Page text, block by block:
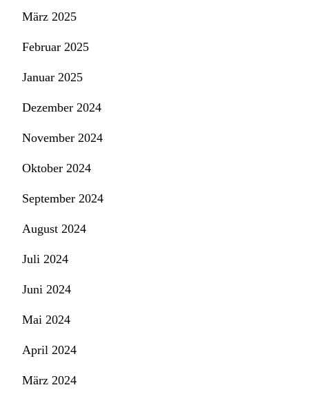
März 2025
Februar 2025
Januar 2025
Dezember 2024
November 2024
Oktober 2024
September 2024
August 2024
Juli 2024
Juni 2024
Mai 2024
April 2024
März 2024